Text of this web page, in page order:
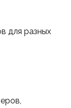
для разных